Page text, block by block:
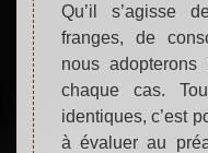
Qu’il s’agisse
franges, de
nous
chaque cas.
identiques, c’est
à évaluer au